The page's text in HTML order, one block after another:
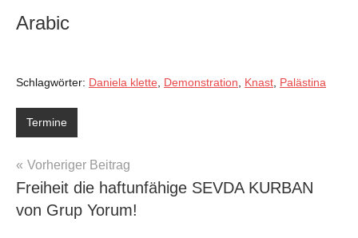
Arabic
Schlagwörter: Daniela klette Demonstration Knast Palästina
Termine
Beitragsnavigation
Vorheriger Beitrag
Freiheit die haftunfähige SEVDA KURBAN
von Grup Yorum!